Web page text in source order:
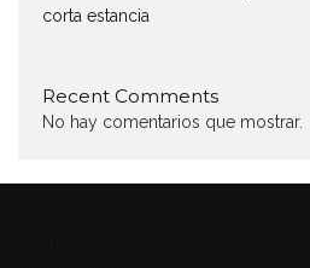
corta estancia
Recent Comments
No hay comentarios que mostrar.